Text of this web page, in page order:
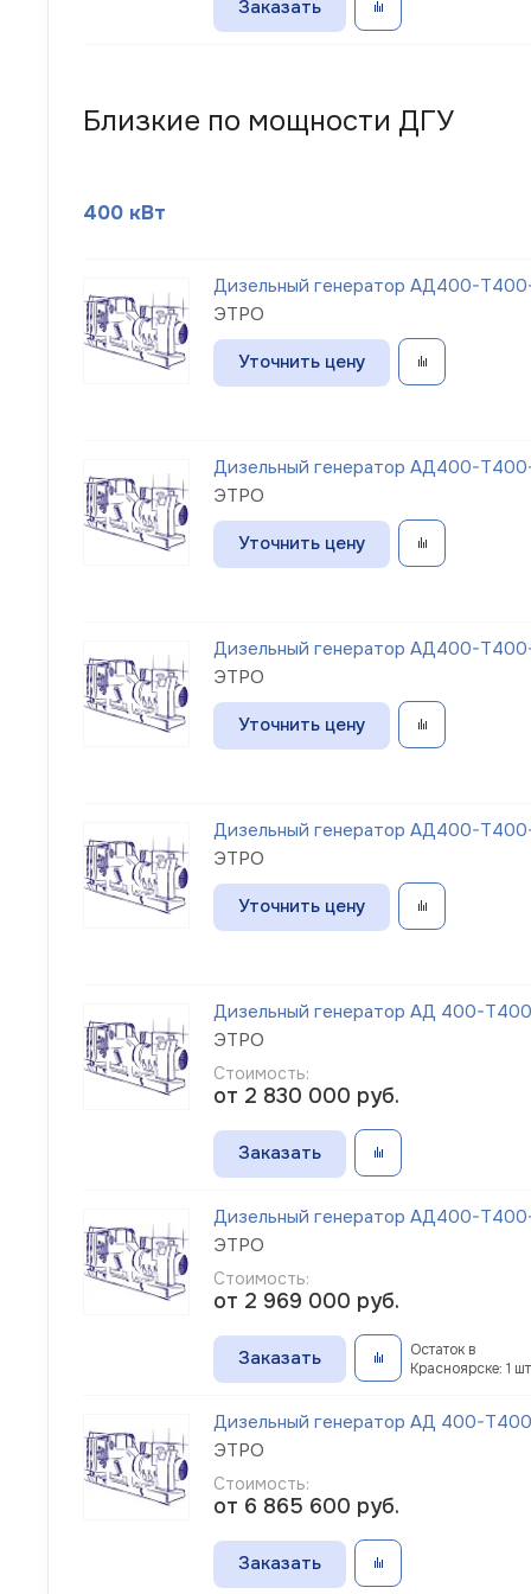
Заказать
Близкие по мощности ДГУ
400 кВт
Дизельный генератор АД400-Т400-
ЭТРО
Уточнить цену
Дизельный генератор АД400-Т400-
ЭТРО
Уточнить цену
Дизельный генератор АД400-
ЭТРО
Уточнить цену
Дизельный генератор АД400-Т400-
ЭТРО
Уточнить цену
Дизельный генератор АД 400-
ЭТРО
Стоимость:
от 2 830 000 руб.
Заказать
Дизельный генератор АД400-
ЭТРО
Стоимость:
от 2 969 000 руб.
Заказать
Остаток в
Красноярске: 1
Дизельный генератор АД 400-
ЭТРО
Стоимость:
от 6 865 600 руб.
Заказать